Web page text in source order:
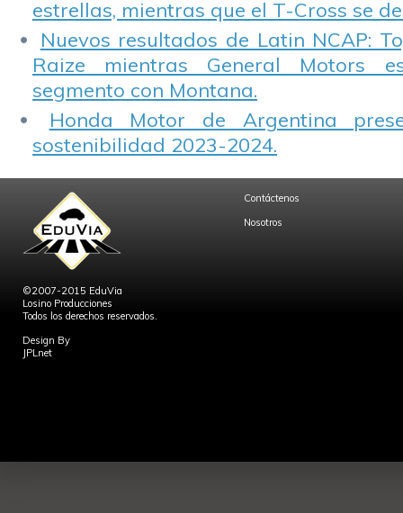
estrellas, mientras que el T-Cross se
Nuevos resultados de Latin NCAP:
Raize mientras General Motors
segmento con Montana.
Honda Motor de Argentina
sostenibilidad 2023-2024.
©2007-2015 EduVia
Losino Producciones
Todos los derechos reservados.
Design By
JPLnet
Contáctenos
Nosotros